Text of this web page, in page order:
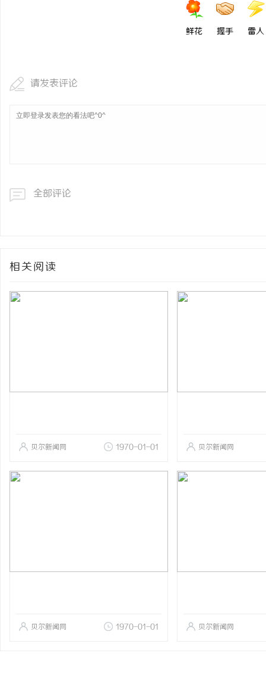
鲜花 握手 雷人
请发表评论
全部评论
相关阅读
贝尔新闻网 1970-01-01 贝尔新闻网
贝尔新闻网 1970-01-01 贝尔新闻网